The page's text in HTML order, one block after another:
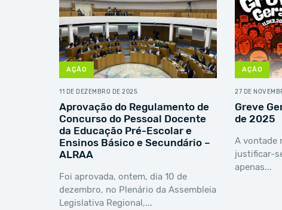
AÇÃO
11 DE DEZEMBRO DE 2025
Aprovação do Regulamento de
Concurso do Pessoal Docente
da Educação Pré-Escolar e
Ensinos Básico e Secundário –
ALRAA
Foi aprovada, ontem, dia 10 de
dezembro, no Plenário da Assembleia
Legislativa Regional,...
AÇÃO
27 DE
Greve
de 2025
A vontade
justificar-
apenas...